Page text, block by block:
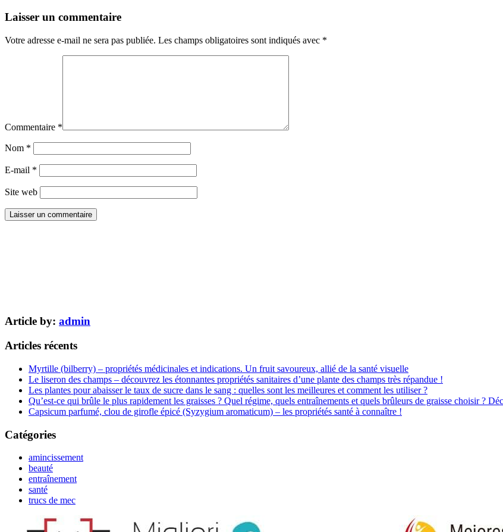
Laisser un commentaire
Votre adresse e-mail ne sera pas publiée. Les champs obligatoires sont indiqués avec *
Commentaire *
Nom *
E-mail *
Site web
Article by: admin
Articles récents
Myrtille (bilberry) – propriétés médicinales et indications. Un fruit savoureux, allié de la santé visuelle
Le liseron des champs – découvrez les étonnantes propriétés sanitaires d’une plante des champs très répandue !
Les plantes pour abaisser le taux de sucre dans le sang : quelles sont les meilleures et comment les utiliser ?
Qu’est-ce qui brûle le plus rapidement les graisses ? Quel régime, quels entraînements et quels brûleurs de graisse choisir ?
Capsicum parfumé, clou de girofle épicé (Syzygium aromaticum) – les propriétés santé à connaître !
Catégories
amincissement
beauté
entraînement
santé
trucs de mec